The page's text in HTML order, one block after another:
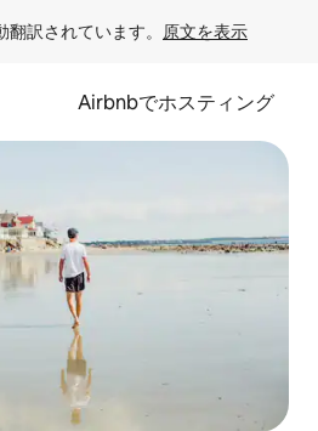
訳されています。 原文を表示
Airbnbでホスティング